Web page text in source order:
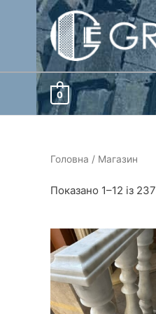
Перейти
0
Головна / Магазин
Показано 1–12 із 237